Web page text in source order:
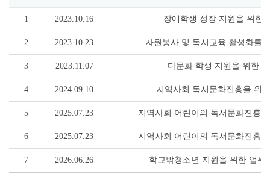
1 2023.10.16 장애학생 성장 지원을 위한
2 2023.10.23 자원봉사 및 독서교육 활성화를
3 2023.11.07 다문화 학생 지원을 위한
4 2024.09.10 지역사회 독서문화진흥을 위
5 2025.07.23 지역사회 어린이의 독서문화진흥
6 2025.07.23 지역사회 어린이의 독서문화진흥
7 2026.06.26 학교밖청소년 지원을 위한 업무